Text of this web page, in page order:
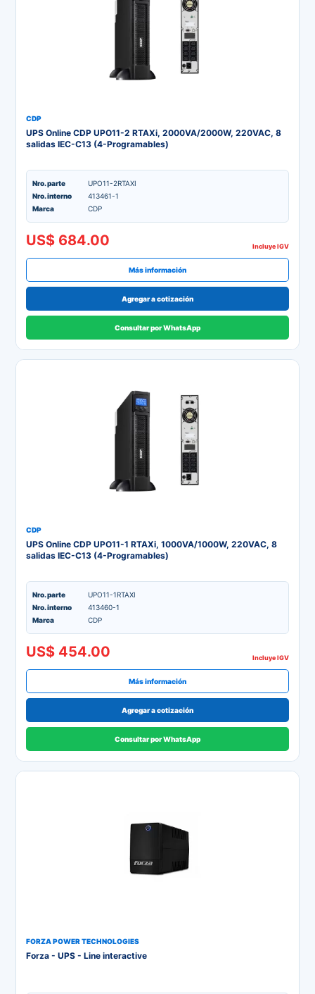
CDP
UPS Online CDP UPO11-2 RTAXi, 2000VA/2000W, 220VAC, 8
salidas IEC-C13 (4-Programables)
Nro. parte
UPO11-2RTAXI
Nro. interno
413461-1
Marca
CDP
US$ 684.00 Incluye IGV
Más información
Agregar a cotización
Consultar por WhatsApp
CDP
UPS Online CDP UPO11-1 RTAXi, 1000VA/1000W, 220VAC, 8
salidas IEC-C13 (4-Programables)
Nro. parte
UPO11-1RTAXI
Nro. interno
413460-1
Marca
CDP
US$ 454.00 Incluye IGV
Más información
Agregar a cotización
Consultar por WhatsApp
FORZA POWER TECHNOLOGIES
Forza - UPS - Line interactive